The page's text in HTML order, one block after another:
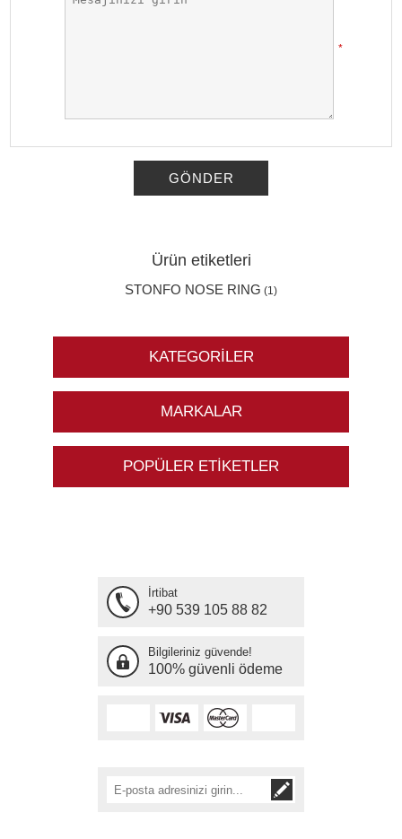
*
GÖNDER
Ürün etiketleri
STONFO NOSE RING (1)
KATEGORILER
MARKALAR
POPÜLER ETIKETLER
İrtibat
+90 539 105 88 82
Bilgileriniz güvende!
100% güvenli ödeme